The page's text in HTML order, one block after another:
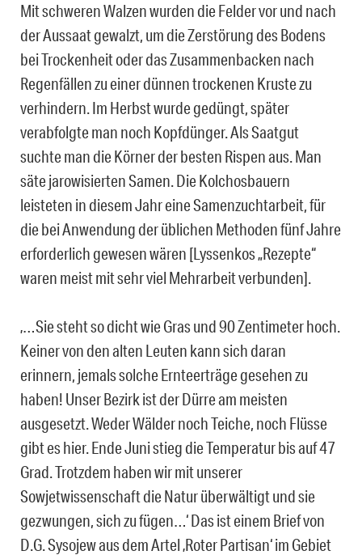
Mit schweren Walzen wurden die Felder vor und nach
der Aussaat gewalzt, um die Zerstörung des Bodens
bei Trockenheit oder das Zusammenbacken nach
Regenfällen zu einer dünnen trockenen Kruste zu
verhindern. Im Herbst wurde gedüngt, später
verabfolgte man noch Kopfdünger. Als Saatgut
suchte man die Körner der besten Rispen aus. Man
säte jarowisierten Samen. Die Kolchosbauern
leisteten in diesem Jahr eine Samenzuchtarbeit, für
die bei Anwendung der üblichen Methoden fünf Jahre
erforderlich gewesen wären [Lyssenkos „Rezepte“
waren meist mit sehr viel Mehrarbeit verbunden].
‚…Sie steht so dicht wie Gras und 90 Zentimeter hoch.
Keiner von den alten Leuten kann sich daran
erinnern, jemals solche Ernteerträge gesehen zu
haben! Unser Bezirk ist der Dürre am meisten
ausgesetzt. Weder Wälder noch Teiche, noch Flüsse
gibt es hier. Ende Juni stieg die Temperatur bis auf 47
Grad. Trotzdem haben wir mit unserer
Sowjetwissenschaft die Natur überwältigt und sie
gezwungen, sich zu fügen…‘ Das ist einem Brief von
D.G. Sysojew aus dem Artel ‚Roter Partisan‘ im Gebiet